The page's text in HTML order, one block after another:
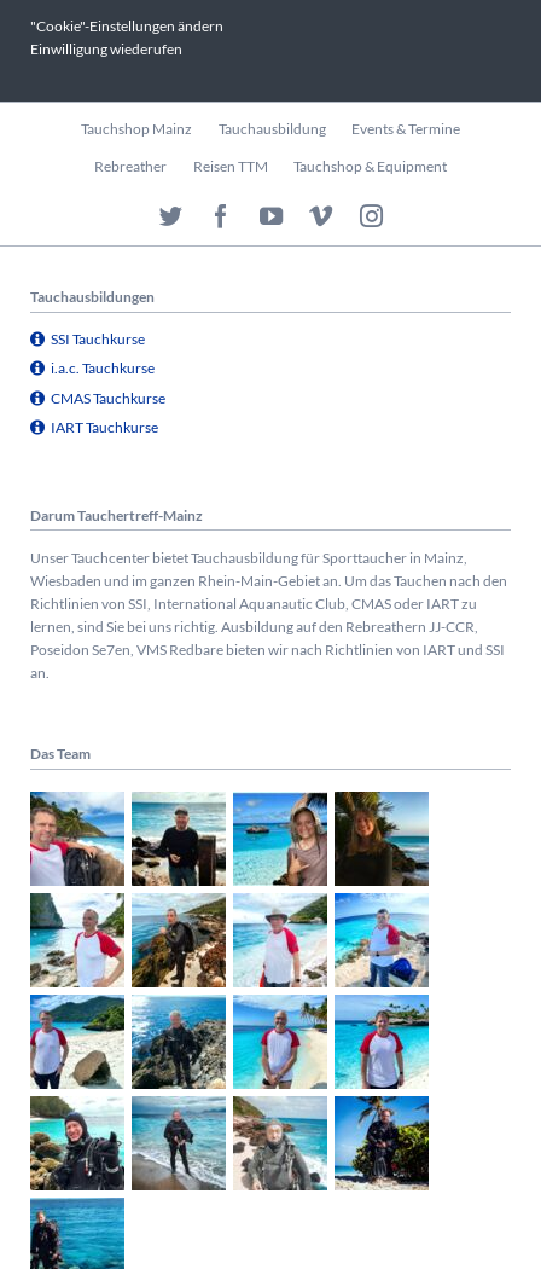
"Cookie"-Einstellungen ändern
Einwilligung wiederufen
Navigation
Tauchshop Mainz Tauchausbildung Events & Termine
Rebreather Reisen TTM Tauchshop & Equipment
Tauchausbildungen
SSI Tauchkurse
i.a.c. Tauchkurse
CMAS Tauchkurse
IART Tauchkurse
Darum Tauchertreff-Mainz
Unser Tauchcenter bietet Tauchausbildung für Sporttaucher in Mainz,
Wiesbaden und im ganzen Rhein-Main-Gebiet an. Um das Tauchen nach den
Richtlinien von SSI, International Aquanautic Club, CMAS oder IART zu
lernen, sind Sie bei uns richtig. Ausbildung auf den Rebreathern JJ-CCR,
Poseidon Se7en, VMS Redbare bieten wir nach Richtlinien von IART und SSI
an.
Das Team